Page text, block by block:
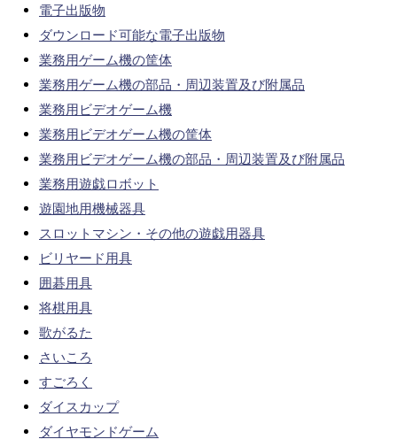
電子出版物
ダウンロード可能な電子出版物
業務用ゲーム機の筐体
業務用ゲーム機の部品・周辺装置及び附属品
業務用ビデオゲーム機
業務用ビデオゲーム機の筐体
業務用ビデオゲーム機の部品・周辺装置及び附属品
業務用遊戯ロボット
遊園地用機械器具
スロットマシン・その他の遊戯用器具
ビリヤード用具
囲碁用具
将棋用具
歌がるた
さいころ
すごろく
ダイスカップ
ダイヤモンドゲーム